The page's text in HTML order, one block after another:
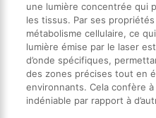
une lumière concentrée qui
les tissus. Par ses
métabolisme cellulaire, ce
lumière émise par le laser
d’onde spécifiques,
des zones précises tout en
environnants. Cela confère
indéniable par rapport à